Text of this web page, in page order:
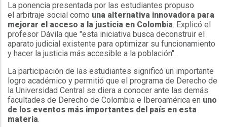
La ponencia presentada por las estudiantes propuso
el arbitraje social como una alternativa innovadora para
mejorar el acceso a la justicia en Colombia. Explicó el
profesor Dávila que "esta iniciativa busca deconstruir el
aparato judicial existente para optimizar su funcionamiento
y hacer la justicia más accesible a la población".
La participación de las estudiantes significó un importante
logro académico y permitió que el programa de Derecho de
la Universidad Central se diera a conocer ante las demás
facultades de Derecho de Colombia e Iberoamérica en uno
de los eventos más importantes del país en esta
materia.